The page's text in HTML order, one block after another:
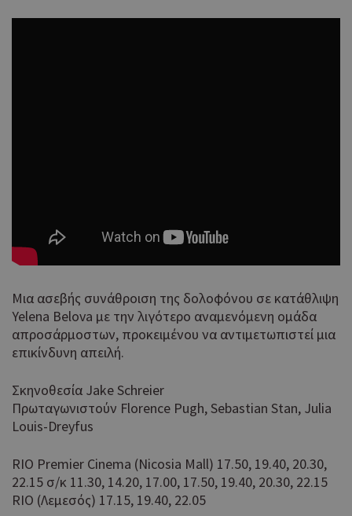
Mια ασεβής συνάθροιση της δολοφόνου σε κατάθλιψη
Yelena Belova με την λιγότερο αναμενόμενη ομάδα
απροσάρμοστων, προκειμένου να αντιμετωπιστεί μια
επικίνδυνη απειλή.
Σκηνοθεσία Jake Schreier
Πρωταγωνιστούν Florence Pugh, Sebastian Stan, Julia
Louis-Dreyfus
RΙΟ Premier Cinema (Νicosia Mall) 17.50, 19.40, 20.30,
22.15 σ/κ 11.30, 14.20, 17.00, 17.50, 19.40, 20.30, 22.15
RIO (Λεμεσός) 17.15, 19.40, 22.05